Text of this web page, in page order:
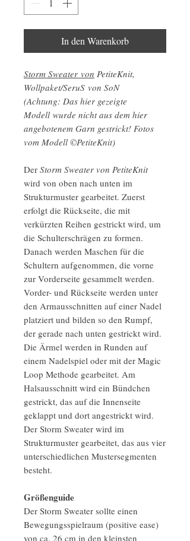
In den Warenkorb
Storm Sweater von PetiteKnit,
Wollpaket/SeruS von SoN
(Achtung: Das hier gezeigte
Modell wurde nicht aus dem hier
angebotenem Garn gestrickt! Fotos
vom Modell ©PetiteKnit)
Der Storm Sweater von PetiteKnit
wird von oben nach unten im
Strukturmuster gearbeitet. Zuerst
erfolgt die Rückseite, die mit
verkürzten Reihen gestrickt wird, um
die Schulterschrägen zu formen.
Danach werden Maschen für die
Schultern aufgenommen, die vorne
zur Vorderseite gesammelt werden.
Vorder- und Rückseite werden unter
den Armausschnitten auf einer Nadel
platziert und bilden so den Rumpf,
der gerade nach unten gestrickt wird.
Die Ärmel werden in Runden auf
einem Nadelspiel oder mit der Magic
Loop Methode gearbeitet. Am
Halsausschnitt wird ein Bündchen
gestrickt, das auf die Innenseite
geklappt und dort angestrickt wird.
Der Storm Sweater wird im
Strukturmuster gearbeitet, das aus vier
unterschiedlichen Mustersegmenten
besteht.
Größenguide
Der Storm Sweater sollte einen
Bewegungsspielraum (positive ease)
von ca. 26 cm in den kleinsten